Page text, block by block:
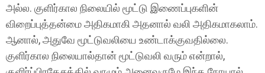
அல்ல. குளிர்கால நிலையில் மூட்டு இணைப்புகளின்
விறைப்புத்தன்மை அதிகமாகி அதனால் வலி அதிகமாகலாம்.
ஆனால், அதுவே மூட்டுவலியை உண்டாக்குவதில்லை.
குளிர்கால நிலையால்தான் மூட்டுவலி வரும் என்றால்,